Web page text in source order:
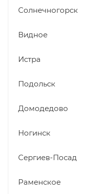
Солнечногорск
Видное
Истра
Подольск
Домодедово
Ногинск
Сергиев-Посад
Раменское